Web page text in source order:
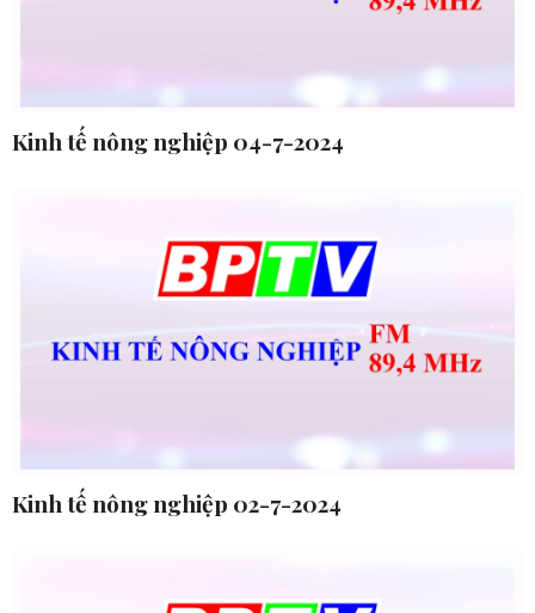
Kinh tế nông nghiệp 04-7-2024
Kinh tế nông nghiệp 02-7-2024